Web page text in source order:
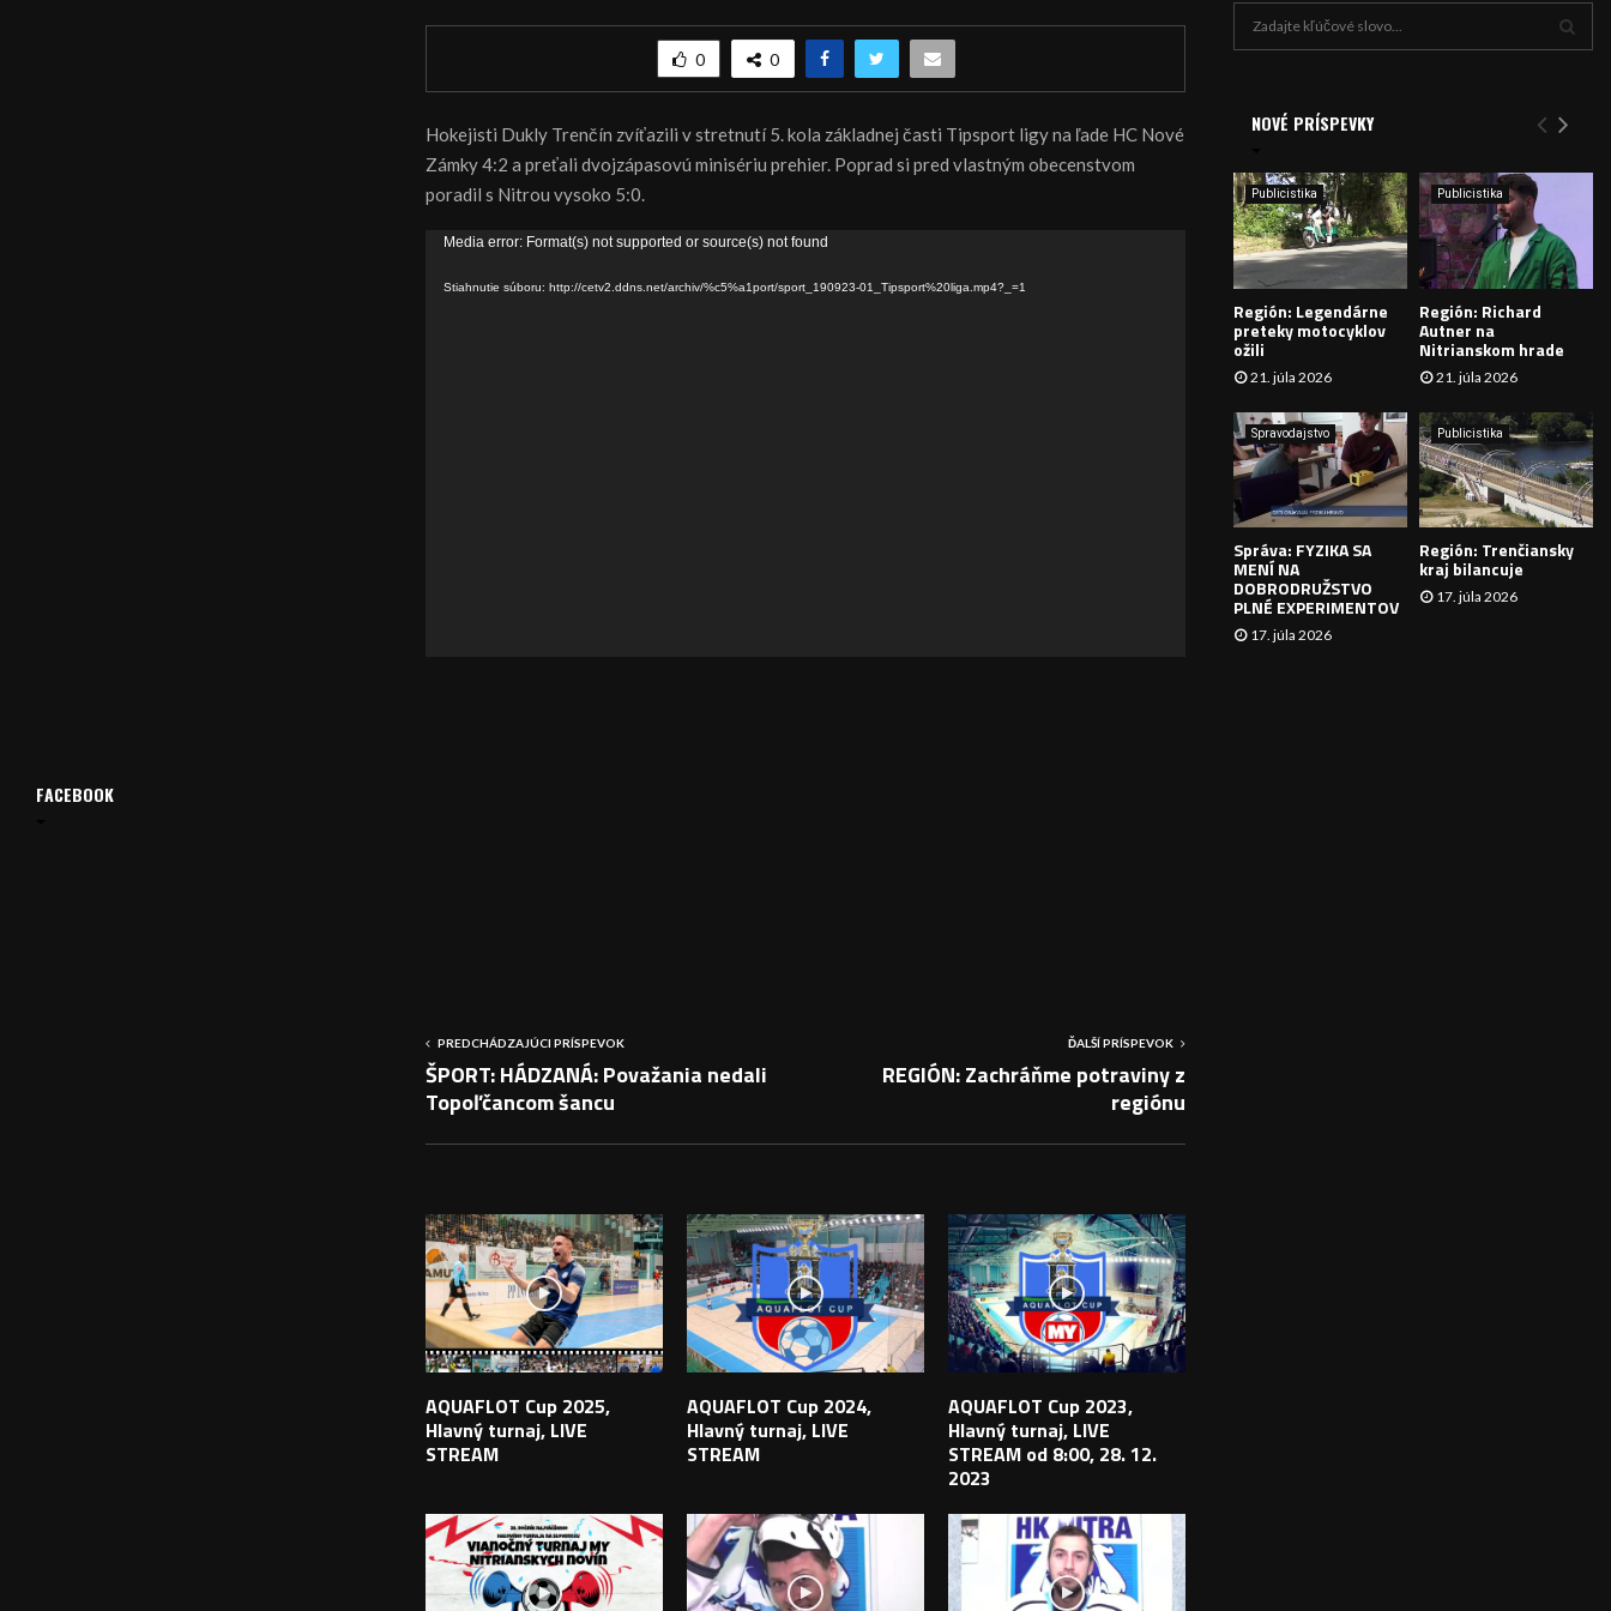
0 0
Hokejisti Dukly Trenčín zvíťazili v stretnutí 5. kola základnej časti Tipsport ligy na ľade HC Nové
Zámky 4:2 a preťali dvojzápasovú minisériu prehier. Poprad si pred vlastným obecenstvom
poradil s Nitrou vysoko 5:0.
Media error: Format(s) not supported or source(s) not found
Stiahnutie súboru: http://cetv2.ddns.net/archiv/%c5%a1port/sport_190923-01_Tipsport%20liga.mp4?_=1
PREDCHÁDZAJÚCI PRÍSPEVOK
ŠPORT: HÁDZANÁ: Považania nedali
Topoľčancom šancu
ĎALŠÍ PRÍSPEVOK
REGIÓN: Zachráňme potraviny z
regiónu
AQUAFLOT Cup 2025,
Hlavný turnaj, LIVE
STREAM
AQUAFLOT Cup 2024,
Hlavný turnaj, LIVE
STREAM
AQUAFLOT Cup 2023,
Hlavný turnaj, LIVE
STREAM od 8:00, 28. 12.
2023
FACEBOOK
e
:
Y
H
A
Á
V
A
N
I
NOVÉ PRÍSPEVKY
Publicistika
Región: Legendárne
preteky motocyklov
ožili
21. júla 2026
Publicistika
Región: Richard
Autner na
Nitrianskom hrade
21. júla 2026
Spravodajstvo
Správa: FYZIKA SA
MENÍ NA
DOBRODRUŽSTVO
PLNÉ EXPERIMENTOV
17. júla 2026
Publicistika
Región: Trenčiansky
kraj bilancuje
17. júla 2026